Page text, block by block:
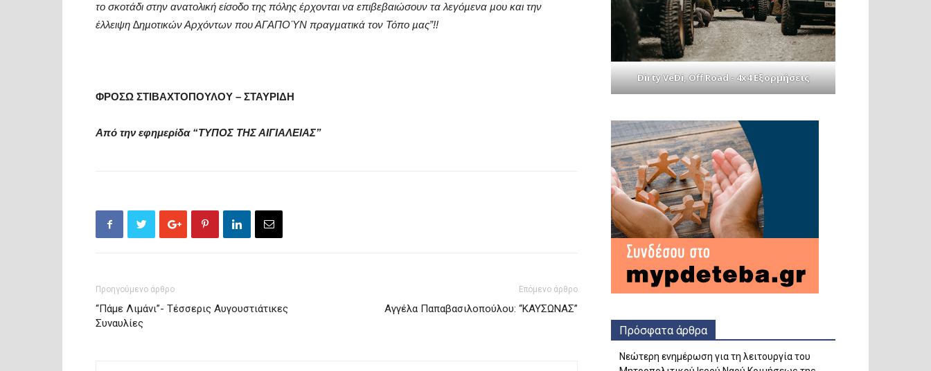
το σκοτάδι στην ανατολική είσοδο της πόλης έρχονται να επιβεβαιώσουν τα λεγόµενα µου και την
έλλειψη ∆ηµοτικών Αρχόντων που ΑΓΑΠΟΎΝ πραγµατικά τον Τόπο µας”!!
ΦΡΟΣΩ ΣΤΙΒΑΧΤΟΠΟΥΛΟΥ – ΣΤΑΥΡΙΔΗ
Από την εφημερίδα “ΤΥΠΟΣ ΤΗΣ ΑΙΓΙΑΛΕΙΑΣ”
Προηγούμενο άρθρο
“Πάμε Λιμάνι”- Τέσσερις Αυγουστιάτικες
Συναυλίες
Επόμενο άρθρο
Αγγέλα Παπαβασιλοπούλου: “ΚΑΥΣΩΝΑΣ”
Dirty VeDi, Off Road - 4x4 Εξορμήσεις
Πρόσφατα άρθρα
Νεώτερη ενημέρωση για τη λειτουργία του